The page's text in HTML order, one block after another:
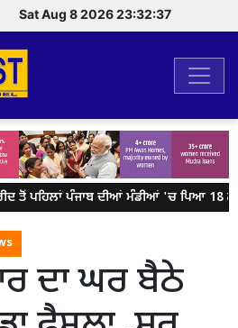
Sat Aug 8 2026 23:32:37
ਤੋਂ ਪਹਿਲਾਂ ਪੰਜਾਬ ਦੀਆਂ ਮੰਡੀਆਂ 'ਚ ਪਿਆ 18 ਲੱਖ
ਦਾ ਘਰ ਬੈਠੇ